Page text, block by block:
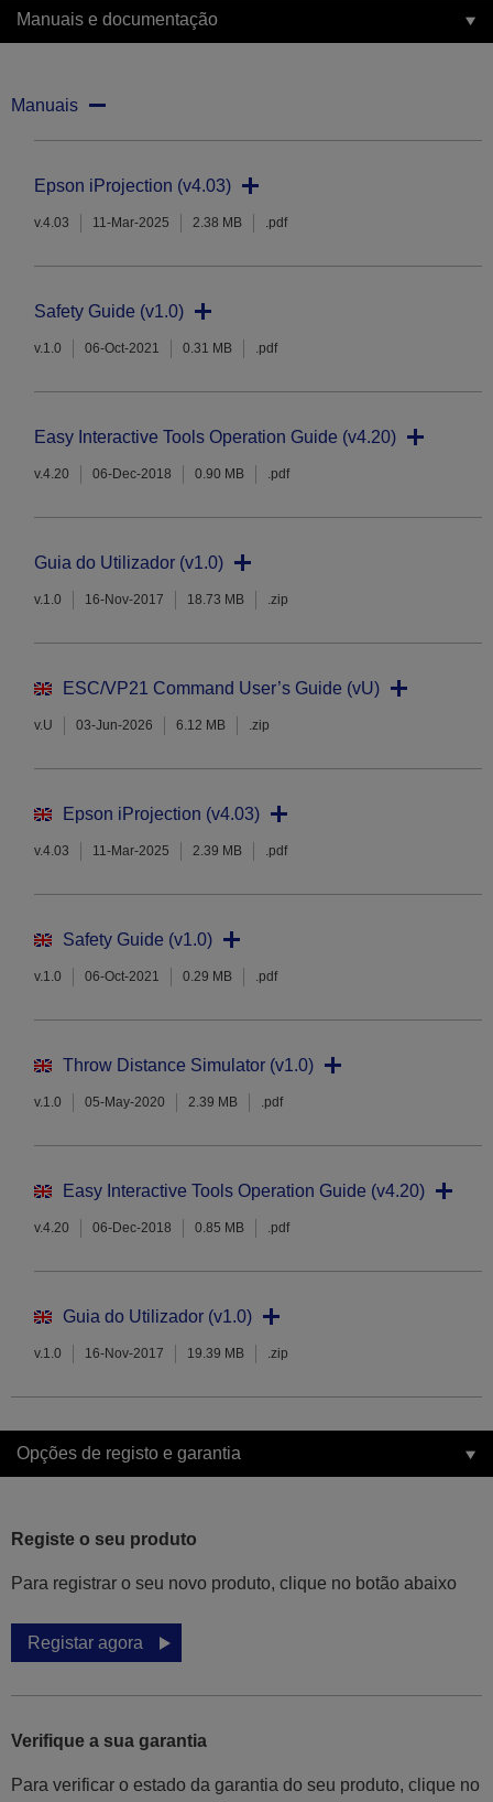
Manuais e documentação
Manuais
Epson iProjection (v4.03)
v.4.03 11-Mar-2025 2.38 MB .pdf
Safety Guide (v1.0)
v.1.0 06-Oct-2021 0.31 MB .pdf
Easy Interactive Tools Operation Guide (v4.20)
v.4.20 06-Dec-2018 0.90 MB .pdf
Guia do Utilizador (v1.0)
v.1.0 16-Nov-2017 18.73 MB .zip
ESC/VP21 Command User’s Guide (vU)
v.U 03-Jun-2026 6.12 MB .zip
Epson iProjection (v4.03)
v.4.03 11-Mar-2025 2.39 MB .pdf
Safety Guide (v1.0)
v.1.0 06-Oct-2021 0.29 MB .pdf
Throw Distance Simulator (v1.0)
v.1.0 05-May-2020 2.39 MB .pdf
Easy Interactive Tools Operation Guide (v4.20)
v.4.20 06-Dec-2018 0.85 MB .pdf
Guia do Utilizador (v1.0)
v.1.0 16-Nov-2017 19.39 MB .zip
Opções de registo e garantia
Registe o seu produto
Para registrar o seu novo produto, clique no botão abaixo
Registar agora
Verifique a sua garantia
Para verificar o estado da garantia do seu produto, clique no